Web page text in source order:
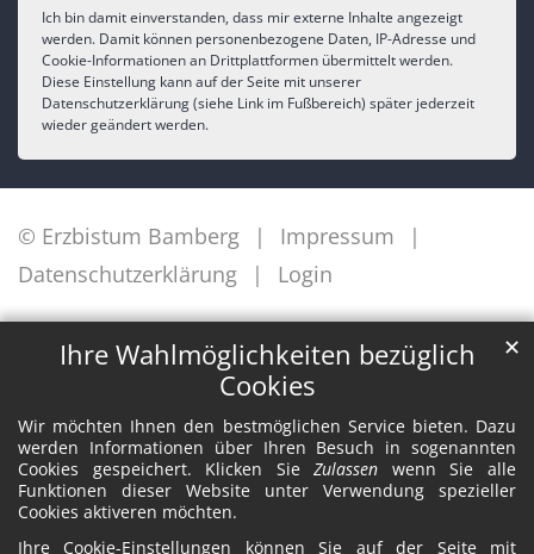
Ihre Wahlmöglichkeiten bezüglich
Cookies
Wir möchten Ihnen den bestmöglichen Service bieten. Dazu
werden Informationen über Ihren Besuch in sogenannten
Cookies gespeichert. Klicken SieZulassen wenn Sie alle
Funktionen dieser Website unter Verwendung spezieller
Cookies aktiveren möchten.
Ihre Cookie-Einstellungen können Sie auf der Seite mit
✕
Ich bin damit einverstanden, dass mir externe Inhalte angezeigt
werden. Damit können personenbezogene Daten, IP-Adresse und
Cookie-Informationen an Drittplattformen übermittelt werden.
Diese Einstellung kann auf der Seite mit unserer
Datenschutzerklärung (siehe Link im Fußbereich) später jederzeit
wieder geändert werden.
© Erzbistum Bamberg
Impressum
Datenschutzerklärung
Login